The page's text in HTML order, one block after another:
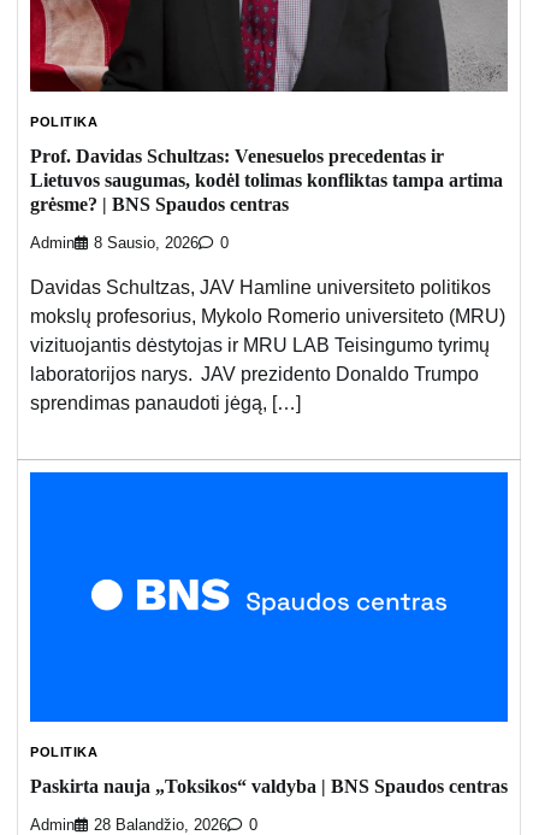
POLITIKA
Prof. Davidas Schultzas: Venesuelos precedentas ir
Lietuvos saugumas, kodėl tolimas konfliktas tampa artima
grėsme? | BNS Spaudos centras
Admin 8 Sausio, 2026 0
Davidas Schultzas, JAV Hamline universiteto politikos
mokslų profesorius, Mykolo Romerio universiteto (MRU)
vizituojantis dėstytojas ir MRU LAB Teisingumo tyrimų
laboratorijos narys. JAV prezidento Donaldo Trumpo
sprendimas panaudoti jėgą, […]
POLITIKA
Paskirta nauja „Toksikos“ valdyba | BNS Spaudos centras
Admin 28 Balandžio, 2026 0